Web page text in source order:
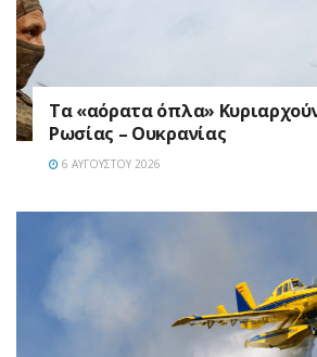
Τα «αόρατα όπλα»
Ρωσίας – Ουκρανίας
6 ΑΥΓΟΎΣΤΟΥ 2026